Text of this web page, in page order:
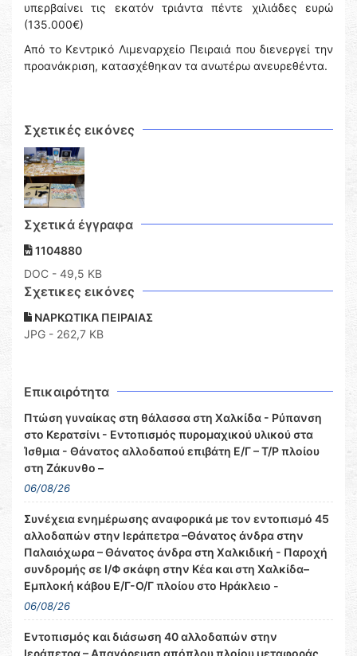
υπερβαίνει τις εκατόν τριάντα πέντε χιλιάδες ευρώ
(135.000€)
Από το Κεντρικό Λιμεναρχείο Πειραιά που διενεργεί την
προανάκριση, κατασχέθηκαν τα ανωτέρω ανευρεθέντα.
Σχετικές εικόνες
Σχετικά έγγραφα
1104880
DOC - 49,5 KB
Σχετικες εικόνες
ΝΑΡΚΩΤΙΚΑ ΠΕΙΡΑΙΑΣ
JPG - 262,7 KB
Επικαιρότητα
Πτώση γυναίκας στη θάλασσα στη Χαλκίδα - Ρύπανση
στο Κερατσίνι - Εντοπισμός πυρομαχικού υλικού στα
Ίσθμια - Θάνατος αλλοδαπού επιβάτη Ε/Γ – Τ/Ρ πλοίου
στη Ζάκυνθο –
06/08/26
Συνέχεια ενημέρωσης αναφορικά με τον εντοπισμό 45
αλλοδαπών στην Ιεράπετρα –Θάνατος άνδρα στην
Παλαιόχωρα – Θάνατος άνδρα στη Χαλκιδική - Παροχή
συνδρομής σε Ι/Φ σκάφη στην Κέα και στη Χαλκίδα–
Εμπλοκή κάβου Ε/Γ-Ο/Γ πλοίου στο Ηράκλειο -
06/08/26
Εντοπισμός και διάσωση 40 αλλοδαπών στην